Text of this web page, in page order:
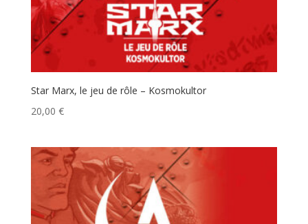
Star Marx, le jeu de rôle – Kosmokultor
20,00 €